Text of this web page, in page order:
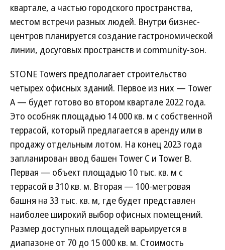
квартале, а частью городского пространства,
местом встречи разных людей. Внутри бизнес-
центров планируется создание гастрономической
линии, досуговых пространств и community-зон.
STONE Towers предполагает строительство
четырех офисных зданий. Первое из них — Tower
A — будет готово во втором квартале 2022 года.
Это особняк площадью 14 000 кв. м с собственной
террасой, который предлагается в аренду или в
продажу отдельным лотом. На конец 2023 года
запланирован ввод башен Tower C и Tower B.
Первая — объект площадью 10 тыс. кв. м с
террасой в 310 кв. м. Вторая — 100-метровая
башня на 33 тыс. кв. м, где будет представлен
наиболее широкий выбор офисных помещений.
Размер доступных площадей варьируется в
диапазоне от 70 до 15 000 кв. м. Стоимость